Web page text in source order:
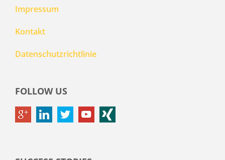
Impressum
Kontakt
Datenschutzrichtlinie
FOLLOW US